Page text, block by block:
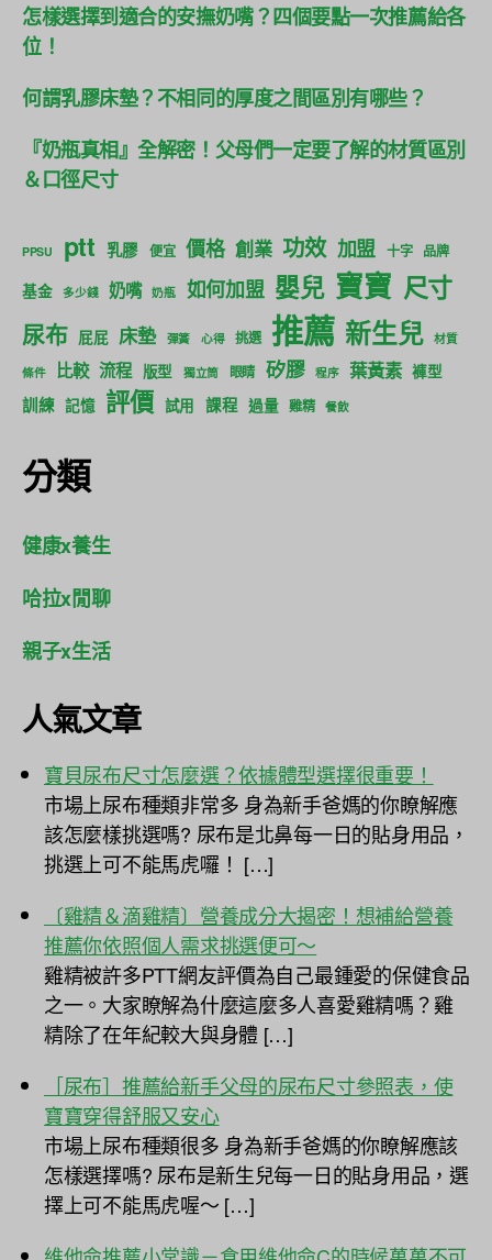
怎樣選擇到適合的安撫奶嘴？四個要點一次推薦給各
位！
何謂乳膠床墊？不相同的厚度之間區別有哪些？
『奶瓶真相』全解密！父母們一定要了解的材質區別
＆口徑尺寸
PPSU ptt 乳膠 便宜 價格 創業 功效 加盟 十字 品牌
基金 多少錢 奶嘴 奶瓶 如何加盟 嬰兒 寶寶 尺寸
尿布 屁屁 床墊 彈簧 心得 挑選 推薦 新生兒 材質
條件 比較 流程 版型 獨立筒 眼睛 矽膠 程序 葉黃素 褲型
訓練 記憶 評價 試用 課程 過量 雞精 餐飲
分類
健康x養生
哈拉x閒聊
親子x生活
人氣文章
寶貝尿布尺寸怎麼選？依據體型選擇很重要！
市場上尿布種類非常多 身為新手爸媽的你瞭解應
該怎麼樣挑選嗎? 尿布是北鼻每一日的貼身用品，
挑選上可不能馬虎囉！ […]
〔雞精＆滴雞精〕營養成分大揭密！想補給營養
推薦你依照個人需求挑選便可～
雞精被許多PTT網友評價為自己最鍾愛的保健食品
之一。大家瞭解為什麼這麼多人喜愛雞精嗎？雞
精除了在年紀較大與身體 […]
［尿布］推薦給新手父母的尿布尺寸參照表，使
寶寶穿得舒服又安心
市場上尿布種類很多 身為新手爸媽的你瞭解應該
怎樣選擇嗎? 尿布是新生兒每一日的貼身用品，選
擇上可不能馬虎喔～ […]